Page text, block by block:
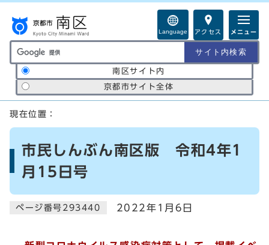
Language アクセス メニュー
サイト内検索の範囲
南区サイト内
京都市サイト全体
ここから本文です
現在位置：
市民しんぶん南区版 令和4年1
月15日号
ページ番号293440 2022年1月6日